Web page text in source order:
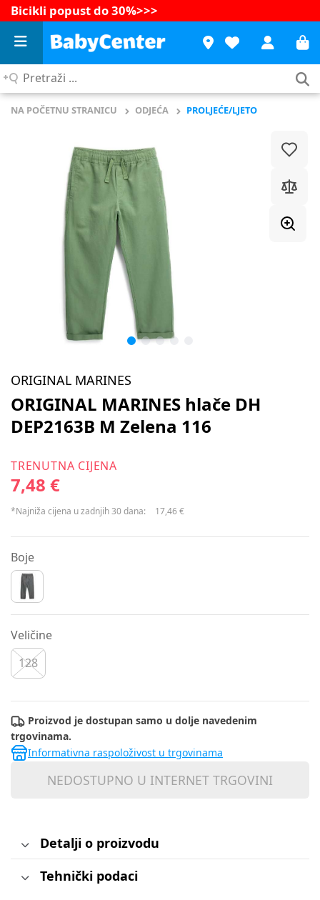
Bicikli popust do 30%>>>
Pretraži
NA POČETNU STRANICU ODJEĆA PROLJEĆE/LJETO
ORIGINAL MARINES
ORIGINAL MARINES hlače DH
DEP2163B M Zelena 116
TRENUTNA CIJENA
7,48 €
*Najniža cijena u zadnjih 30 dana: 17,46 €
Boje
Veličine
128
Proizvod je dostupan samo u dolje navedenim
trgovinama.
Informativna raspoloživost u trgovinama
NEDOSTUPNO U INTERNET TRGOVINI
Detalji o proizvodu
Tehnički podaci